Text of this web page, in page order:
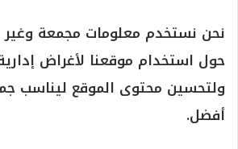
نحن نستخدم معلومات مجمعة
حول استخدام موقعنا لأغراض
ولتحسين محتوى الموقع ليناسب
أفضل.